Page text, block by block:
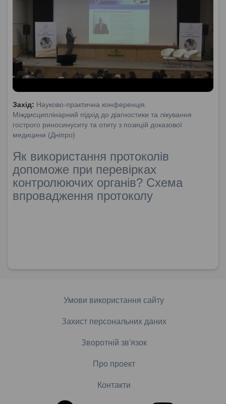
Захід: Науково-практична конференція.
Міждисциплінарний підхід до діагностики та лікування
гострого риносинуситу та отиту з позицій доказової
медицини (Дніпро)
Як використання протоколів
допоможе при перевірках
контролюючих органів? Схема
впровадження протоколу
Умови використання сайту
Захист персональних даних
Зворотній зв'язок
Про проект
Контакти